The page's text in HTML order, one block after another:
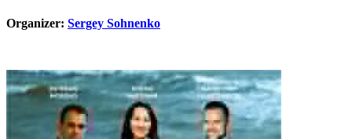
Organizer: Sergey Sohnenko